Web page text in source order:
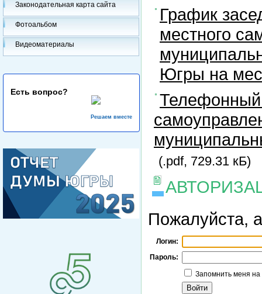
Законодательная карта сайта
Фотоальбом
Видеоматериалы
Есть вопрос?
Решаем вместе
График
местного
Югры на
Телефонный
(.pdf, 729.31 кБ)
Пожалуйста,
Логин:
Пароль:
Запомнить меня